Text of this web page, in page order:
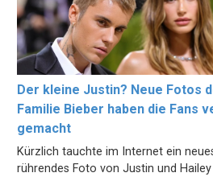
Der kleine Justin? Neue Fotos
Familie Bieber haben die Fans
gemacht
Kürzlich tauchte im Internet ein
rührendes Foto von Justin und